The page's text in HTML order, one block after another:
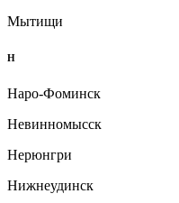
Мытищи
Н
Наро-Фоминск
Невинномысск
Нерюнгри
Нижнеудинск